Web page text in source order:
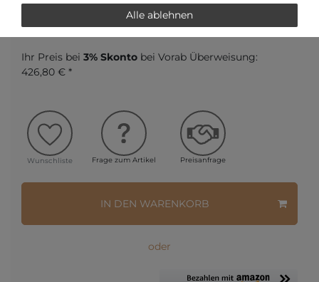
SCHNELLE LIEFERZEIT
Ihr Preis bei 3% Skonto bei Vorab Überweisung:
426,80 € *
Wunschliste Frage zum Artikel Preisanfrage
IN DEN WARENKORB
oder
Alle ablehnen